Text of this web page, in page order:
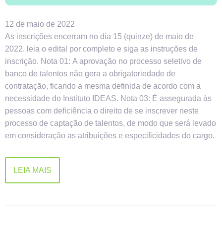
12 de maio de 2022
As inscrições encerram no dia 15 (quinze) de maio de
2022. leia o edital por completo e siga as instruções de
inscrição. Nota 01: A aprovação no processo seletivo de
banco de talentos não gera a obrigatoriedade de
contratação, ficando a mesma definida de acordo com a
necessidade do Instituto IDEAS. Nota 03: É assegurada às
pessoas com deficiência o direito de se inscrever neste
processo de captação de talentos, de modo que será levado
em consideração as atribuições e especificidades do cargo.
LEIA MAIS